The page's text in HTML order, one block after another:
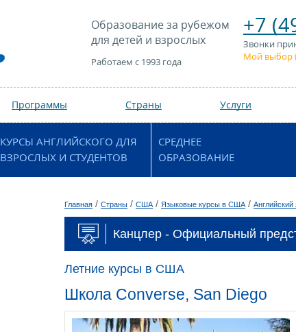
Образование за рубежом
для детей и взрослых
Работаем с 1993 года
+7
Звонки
Мой выбор
Программы Страны Услуги
КУРСЫ АНГЛИЙСКОГО ДЛЯ
ВЗРОСЛЫХ И СТУДЕНТОВ
СРЕДНЕЕ
ОБРАЗОВАНИЕ
Главная / Страны / США / Языковые курсы в США /
Канцлер - Официальный
Летние курсы в США
Школа Converse, San Diego